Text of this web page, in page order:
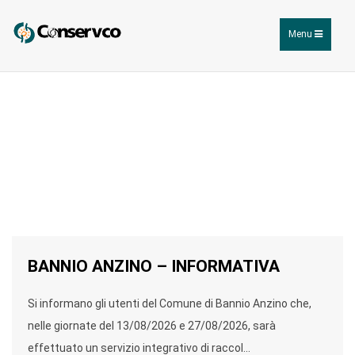
Toggle
navigation
Menu
CONSER VCO, GESTIONE DEL CICLO
BANNIO ANZINO – INFORMATIVA
Si informano gli utenti del Comune di Bannio Anzino che,
nelle giornate del 13/08/2026 e 27/08/2026, sarà
effettuato un servizio integrativo di raccol...